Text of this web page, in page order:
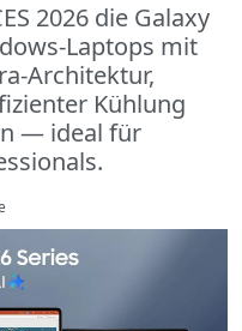
2026 die Galaxy
Laptops mit
Architektur,
Kühlung
— ideal für